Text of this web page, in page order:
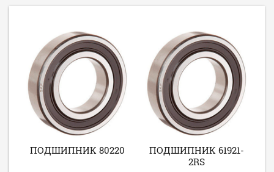
ПОДШИПНИК 80220
ПОДШИПНИК 61921-
2RS